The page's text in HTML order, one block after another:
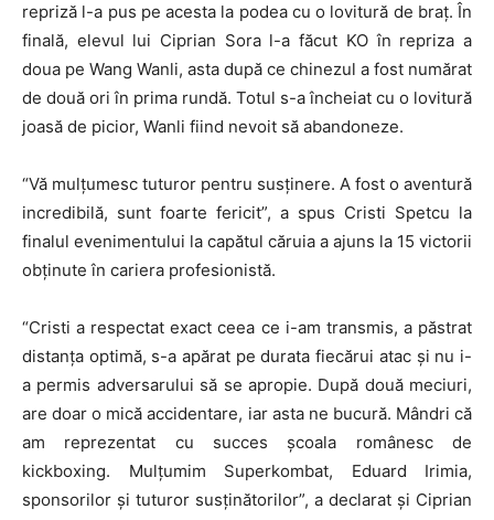
repriză l-a pus pe acesta la podea cu o lovitură de braț. În
finală, elevul lui Ciprian Sora l-a făcut KO în repriza a
doua pe Wang Wanli, asta după ce chinezul a fost numărat
de două ori în prima rundă. Totul s-a încheiat cu o lovitură
joasă de picior, Wanli fiind nevoit să abandoneze.
“Vă mulțumesc tuturor pentru susținere. A fost o aventură
incredibilă, sunt foarte fericit”, a spus Cristi Spetcu la
finalul evenimentului la capătul căruia a ajuns la 15 victorii
obținute în cariera profesionistă.
“Cristi a respectat exact ceea ce i-am transmis, a păstrat
distanța optimă, s-a apărat pe durata fiecărui atac și nu i-
a permis adversarului să se apropie. După două meciuri,
are doar o mică accidentare, iar asta ne bucură. Mândri că
am reprezentat cu succes școala românesc de
kickboxing. Mulțumim Superkombat, Eduard Irimia,
sponsorilor și tuturor susținătorilor”, a declarat și Ciprian